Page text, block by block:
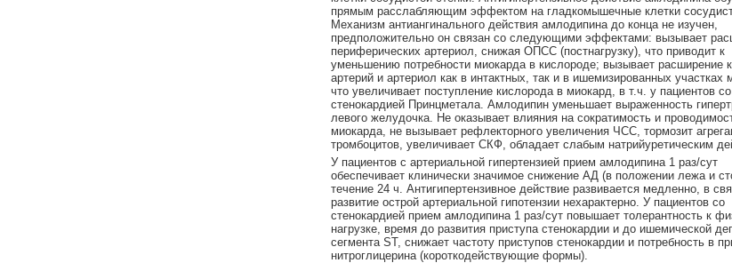
прямым расслабляющим эффектом на гладкомышечные клетки
Механизм антиангинального действия амлодипина до конца не изучен,
предположительно он связан со следующими эффектами: вызывает
периферических артериол, снижая ОПСС (постнагрузку), что приводит к
уменьшению потребности миокарда в кислороде; вызывает расширение
артерий и артериол как в интактных, так и в ишемизированных участках
что увеличивает поступление кислорода в миокард, в т.ч. у пациентов со
стенокардией Принцметала. Амлодипин уменьшает выраженность
левого желудочка. Не оказывает влияния на сократимость и
миокарда, не вызывает рефлекторного увеличения ЧСС, тормозит
тромбоцитов, увеличивает СКФ, обладает слабым натрийуретическим
У пациентов с артериальной гипертензией прием амлодипина 1 раз/сут
обеспечивает клинически значимое снижение АД (в положении лежа и
течение 24 ч. Антигипертензивное действие развивается медленно, в
развитие острой артериальной гипотензии нехарактерно. У пациентов со
стенокардией прием амлодипина 1 раз/сут повышает толерантность к
нагрузке, время до развития приступа стенокардии и до ишемической
сегмента ST, снижает частоту приступов стенокардии и потребность в
нитроглицерина (короткодействующие формы).